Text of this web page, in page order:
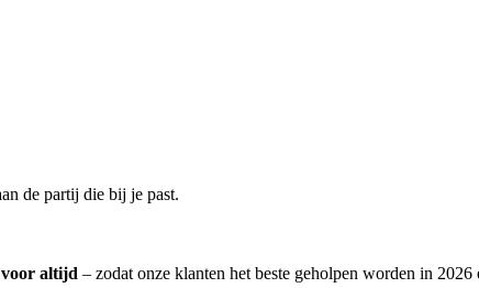
de partij die bij je past.
voor altijd – zodat onze klanten het beste geholpen worden in 2026